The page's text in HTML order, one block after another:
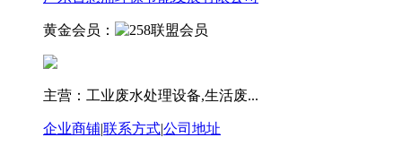
黄金会员：
主营：工业废水处理设备,生活废...
企业商铺|联系方式|公司地址